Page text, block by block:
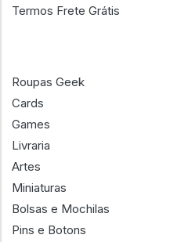
Termos Frete Grátis
Roupas Geek
Cards
Games
Livraria
Artes
Miniaturas
Bolsas e Mochilas
Pins e Botons